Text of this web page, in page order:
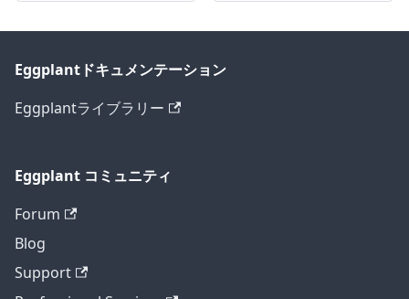
Eggplantドキュメンテーション
Eggplantライブラリー
Eggplant コミュニティ
Forum
Blog
Support